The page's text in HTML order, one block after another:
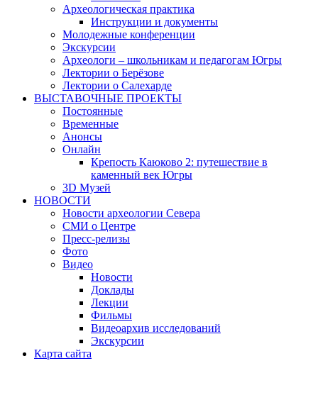
Археологическая практика
Инструкции и документы
Молодежные конференции
Экскурсии
Археологи – школьникам и педагогам Югры
Лектории о Берёзове
Лектории о Салехарде
ВЫСТАВОЧНЫЕ ПРОЕКТЫ
Постоянные
Временные
Анонсы
Онлайн
Крепость Каюково 2: путешествие в
каменный век Югры
3D Музей
НОВОСТИ
Новости археологии Севера
СМИ о Центре
Пресс-релизы
Фото
Видео
Новости
Доклады
Лекции
Фильмы
Видеоархив исследований
Экскурсии
Карта сайта